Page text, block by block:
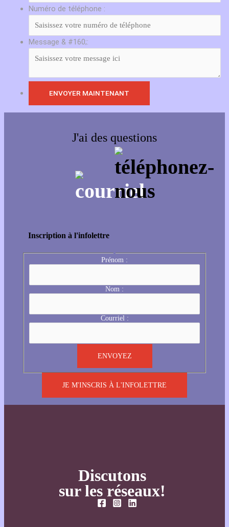
Numéro de téléphone :
Message & #160;:
J'ai des questions
Inscription à l'infolettre
Prénom :
Nom :
Courriel :
JE M'INSCRIS À L'INFOLETTRE
Discutons
sur les réseaux!